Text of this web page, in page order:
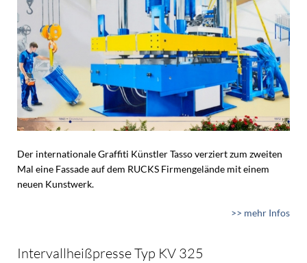
Der internationale Graffiti Künstler Tasso verziert zum zweiten
Mal eine Fassade auf dem RUCKS Firmengelände mit einem
neuen Kunstwerk.
>> mehr Infos
Intervallheißpresse Typ KV 325